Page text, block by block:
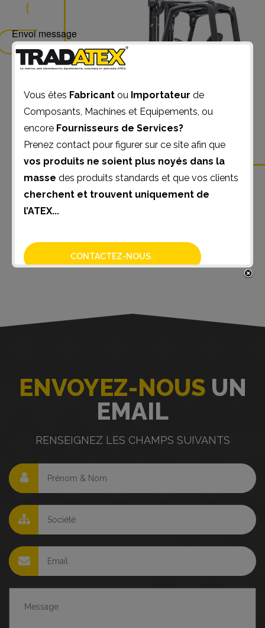
Trottinette(0)
Chariot frontal electrique ATEX
ENVOYEZ-NOUS UN
EMAIL
RENSEIGNEZ LES CHAMPS SUIVANTS
Envoi message
Vous êtes Fabricant ou Importateur de
Composants, Machines et Equipements, ou
encore Fournisseurs de Services?
Prenez contact pour figurer sur ce site afin que
vos produits ne soient plus noyés dans la
masse des produits standards et que vos clients
cherchent et trouvent uniquement de
l’ATEX...
CONTACTEZ-NOUS.